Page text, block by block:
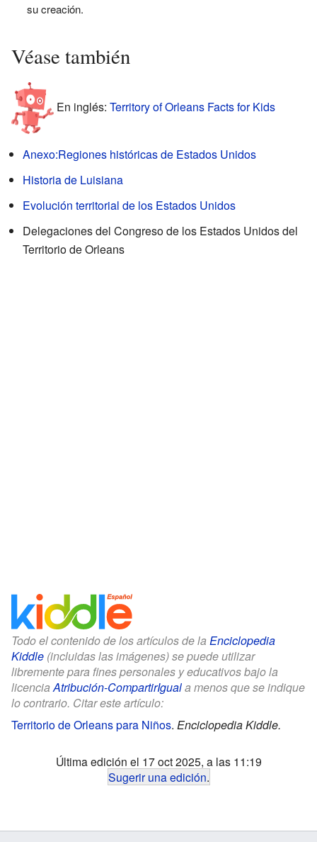
su creación.
Véase también
En inglés: Territory of Orleans Facts for Kids
Anexo:Regiones históricas de Estados Unidos
Historia de Luisiana
Evolución territorial de los Estados Unidos
Delegaciones del Congreso de los Estados Unidos del
Territorio de Orleans
Todo el contenido de los artículos de la Enciclopedia
Kiddle (incluidas las imágenes) se puede utilizar
libremente para fines personales y educativos bajo la
licencia Atribución-CompartirIguala menos que se indique
lo contrario. Citar este artículo:
Territorio de Orleans para Niños. Enciclopedia Kiddle.
Última edición el 17 oct 2025, a las 11:19
Sugerir una edición.